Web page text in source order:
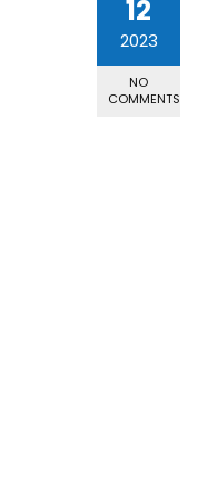
12
2023
NO
COMMENTS